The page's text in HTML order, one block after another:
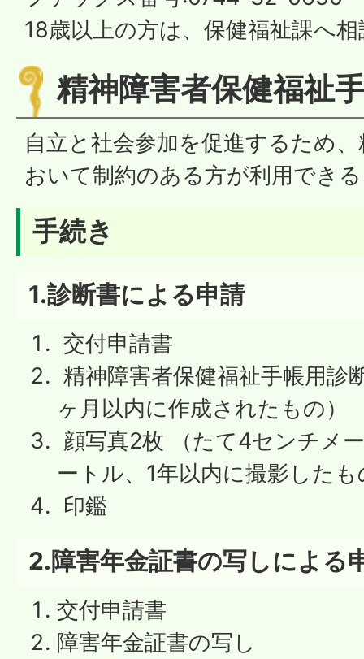
18歳以上の方は、保健福祉課へ
精神障害者保健福祉
自立と社会参加を促進するため
おいて制約のある方が利用でき
手続き
1.診断書による申請
交付申請書
精神障害者保健福祉手帳用診
ヶ月以内に作成されたもの）
顔写真2枚 （たて4センチメ
ートル、1年以内に撮影したも
印鑑
2.障害年金証書の写しによる
交付申請書
障害年金証書の写し